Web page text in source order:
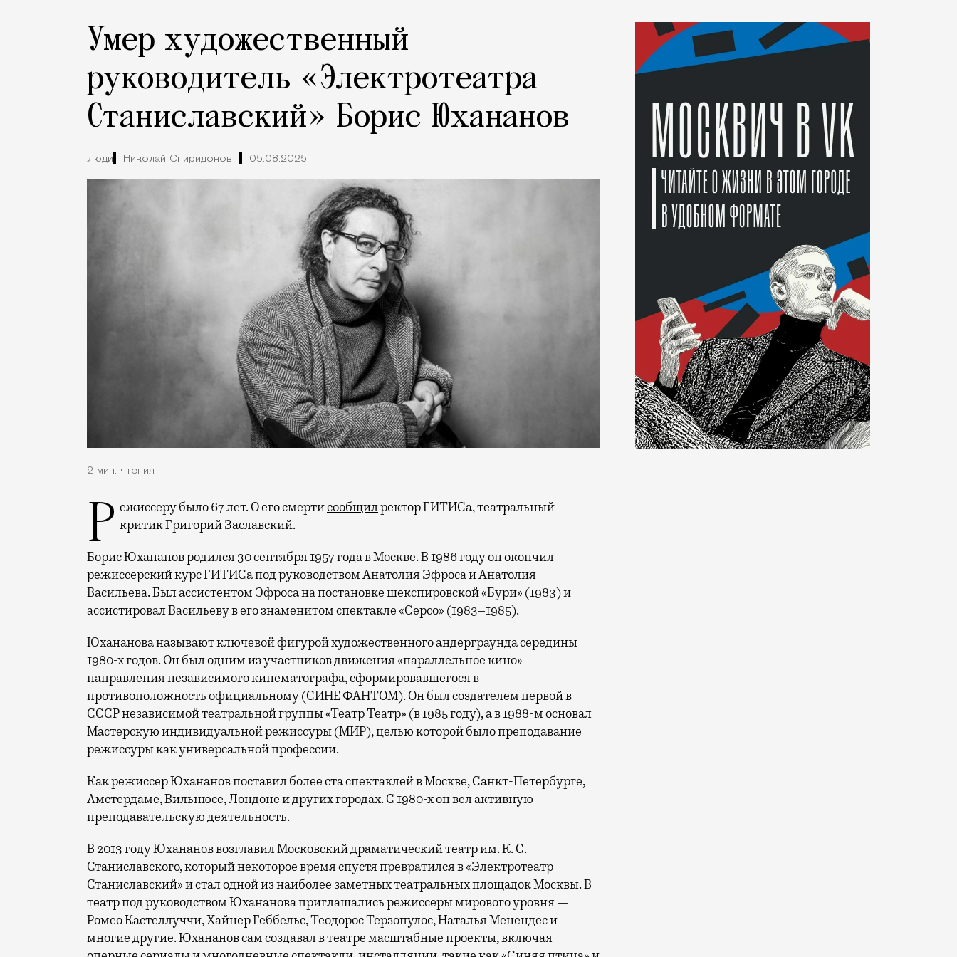
Умер художественный
руководитель «Электротеатра
Станиславский» Борис Юхананов
Люди Николай Спиридонов 05.08.2025
2 мин. чтения
Режиссеру было 67 лет. О его смертисообщилректор ГИТИСа, театральный
критик Григорий Заславский.
Борис Юхананов родился 30 сентября 1957 года в Москве. В 1986 году он окончил
режиссерский курс ГИТИСа под руководством Анатолия Эфроса и Анатолия
Васильева. Был ассистентом Эфроса на постановке шекспировской «Бури» (1983) и
ассистировал Васильеву в его знаменитом спектакле «Серсо» (1983–1985).
Юхананова называют ключевой фигурой художественного андерграунда середины
1980-х годов. Он был одним из участников движения «параллельное кино» —
направления независимого кинематографа, сформировавшегося в
противоположность официальному (СИНЕ ФАНТОМ). Он был создателем первой в
СССР независимой театральной группы «Театр Театр» (в 1985 году), а в 1988-м основал
Мастерскую индивидуальной режиссуры (МИР), целью которой было преподавание
режиссуры как универсальной профессии.
Как режиссер Юхананов поставил более ста спектаклей в Москве, Санкт-Петербурге,
Амстердаме, Вильнюсе, Лондоне и других городах. С 1980-х он вел активную
преподавательскую деятельность.
В 2013 году Юхананов возглавил Московский драматический театр им. К. С.
Станиславского, который некоторое время спустя превратился в «Электротеатр
Станиславский» и стал одной из наиболее заметных театральных площадок Москвы. В
театр под руководством Юхананова приглашались режиссеры мирового уровня —
Ромео Кастеллуччи, Хайнер Геббельс, Теодорос Терзопулос, Наталья Менендес и
многие другие. Юхананов сам создавал в театре масштабные проекты, включая